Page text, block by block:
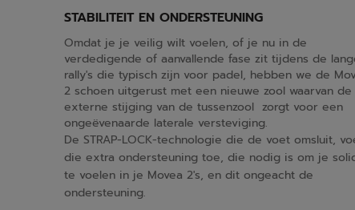
STABILITEIT EN ONDERSTEUNING
Omdat je je veilig wilt voelen, of je nu in de
verdedigende of aanvallende fase zit tijdens de
rally's die typisch zijn voor padel, hebben we de
2 schoen uitgerust met een nieuwe zool waarvan de
externe stijging van de tussenzool zorgt voor een
ongeëvenaarde laterale versteviging.
De STRAP-LOCK-technologie die de voet omsluit,
die extra ondersteuning toe, die nodig is om je
te voelen in je Movea 2's, en dit ongeacht de
ondersteuning.